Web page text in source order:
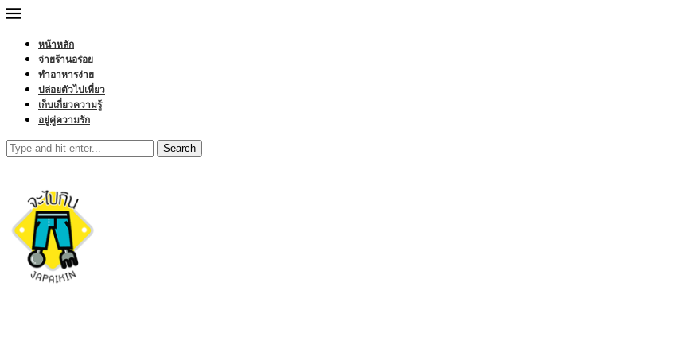
หน้าหลัก
จ่ายร้านอร่อย
ทำอาหารง่าย
ปล่อยตัวไปเที่ยว
เก็บเกี่ยวความรู้
อยู่คู่ความรัก
Search